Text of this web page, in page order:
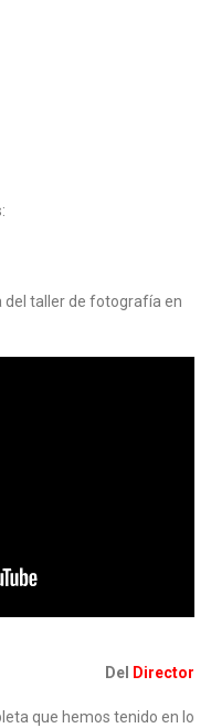
del taller de fotografía en
Del Director
que hemos tenido en lo